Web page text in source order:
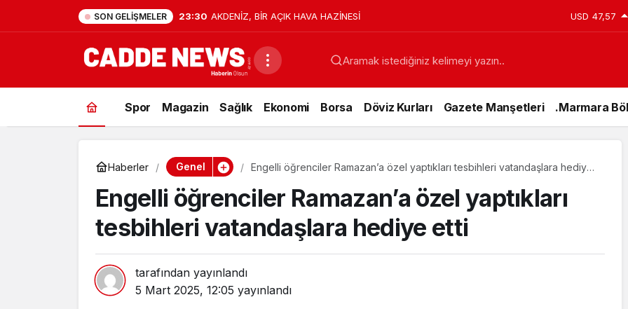
SON GELIŞMELER 9:41 15 Temmuz’da Cumhurbaşkanı Erdoğan’a Suikast Girişiminde Bulunan FETÖ
Firarisi B.K. Afyonkarahisar’da Yakalandı
USD 47,57
Aramak istediğiniz kelimeyi yazın..
Spor Magazin Sağlık Ekonomi Borsa Döviz Kurları Gazete Manşetleri .Marmara
Haberler Genel
Engelli öğrenciler Ramazan’a özel yaptıkları tesbihleri vatandaşlara hediye
Engelli öğrenciler Ramazan’a özel yaptıkları
tesbihleri vatandaşlara hediye etti
tarafından yayınlandı
5 Mart 2025, 12:05 yayınlandı